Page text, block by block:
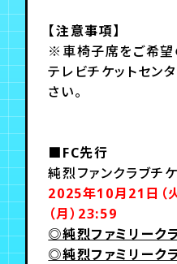
【注意事項】
※車椅子席をご希望
テレビチケットセン
さい。
■FC先行
純烈ファンクラブチ
2025年10月21日（
（月）23:59​​​​​​​
◎純烈ファミリーク
◎純烈ファミリーク